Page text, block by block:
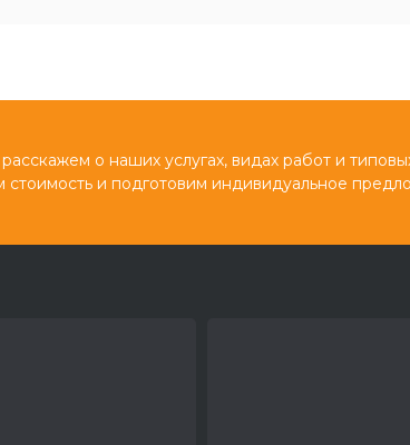
о наших услугах, видах работ и
стоимость и подготовим индивидуальное